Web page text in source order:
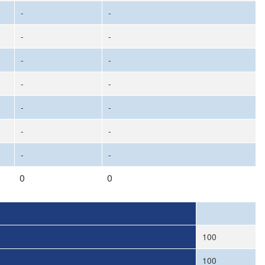
-
-
-
-
-
-
-
-
-
-
-
-
- -
0 0
100
100